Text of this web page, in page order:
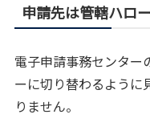
申請先は管轄ハロ
電子申請事務センター
ーに切り替わるように
りません。